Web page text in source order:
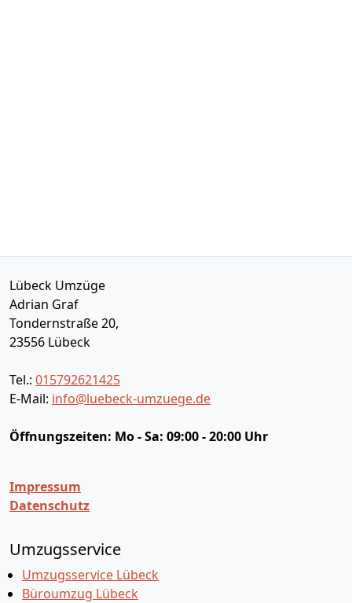
Lübeck Umzüge
Adrian Graf
Tondernstraße 20,
23556 Lübeck
Tel.: 015792621425
E-Mail: info@luebeck-umzuege.de
Öffnungszeiten: Mo - Sa: 09:00 - 20:00 Uhr
Impressum
Datenschutz
Umzugsservice
Umzugsservice Lübeck
Büroumzug Lübeck